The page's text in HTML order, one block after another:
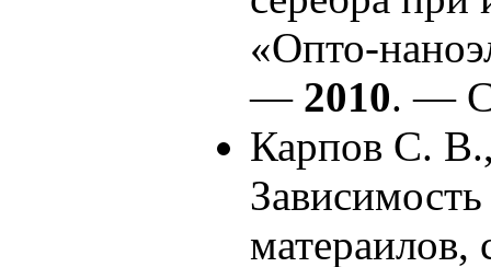
«Опто-
— 2010. —
Карпов С. В.
матераилов,